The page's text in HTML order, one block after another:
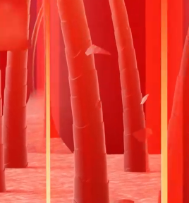
YENİ
FAQ™ Pure Beauty-Tech Elixir
BREAKING NEWS
issa™ Teeth Whitening Set
Dil Seçimi
English Deutsch
Français
Italiano
Polski
Svenska
Türkçe
简体中文